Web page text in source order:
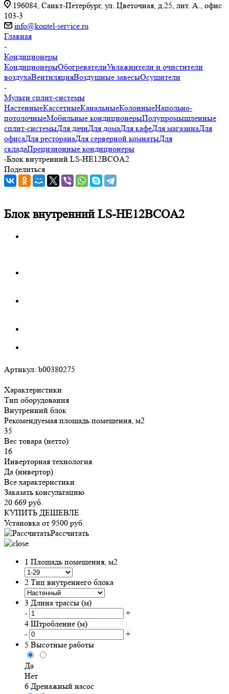
196084, Санкт-Петербург, ул. Цветочная, д.25, лит. А., офис
103-3
info@kontel-service.ru
Главная
-
Кондиционеры
КондиционерыОбогревателиУвлажнители и очистители
воздухаВентиляцияВоздушные завесыОсушители
-
Мульти сплит-системы
НастенныеКассетныеКанальныеКолонныеНапольно-
потолочныеМобильные кондиционерыПолупромышленные
сплит-системыДля дачиДля домаДля кафеДля магазинаДля
офисаДля ресторанаДля серверной комнатыДля
складаПрецизионные кондиционеры
-Блок внутренний LS-HE12BCOA2
Поделиться
Блок внутренний LS-HE12BCOA2
Артикул: b00380275
Характеристики
Тип оборудования
Внутренний блок
Рекомендуемая площадь помещения, м2
35
Вес товара (нетто)
16
Инверторная технология
Да (инвертор)
Все характеристики
Заказать консультацию
20 669 руб.
КУПИТЬ ДЕШЕВЛЕ
Установка от 9500 руб.
Рассчитать
1 Площадь помещения, м2
2 Тип внутреннего блока
3 Длина трассы (м)
-
+
4 Штробление (м)
-
+
5 Высотные работы
Да
Нет
6 Дренажный насос